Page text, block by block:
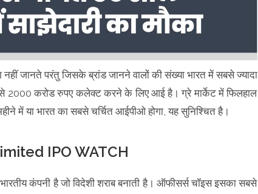
जानते परंतु जिसके ब्रांड जानने वालों की संख्या भारत में सबसे ज्यादा
2000 करोड रुपए कलेक्ट करने के लिए आई है। ग्रे मार्केट में फिलहाल
में या भारत का सबसे चर्चित आईपीओ होगा, यह सुनिश्चित है।
IPO WATCH
कंपनी है जो विदेशी शराब बनाती है। ऑफीसर्स चॉइस इसका सबसे